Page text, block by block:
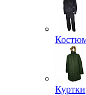
Куртки